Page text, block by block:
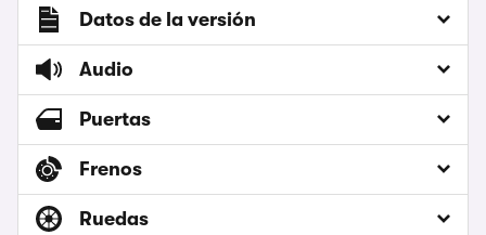
Datos de la versión
Audio
Puertas
Frenos
Ruedas